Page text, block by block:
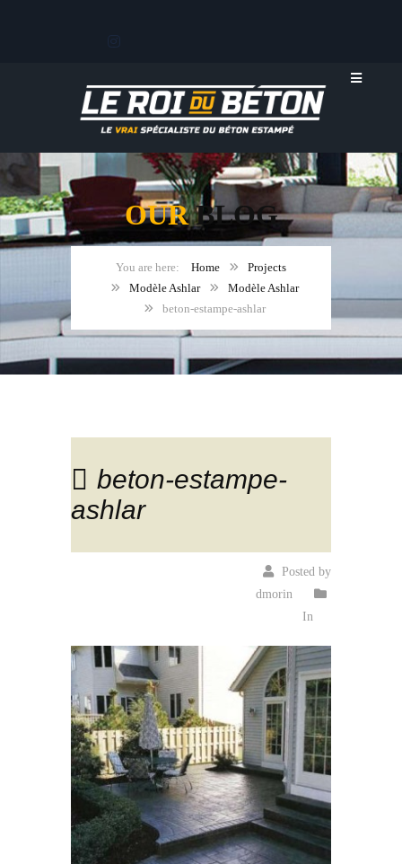
OURBLOG
Home
Projects
Modèle Ashlar
Modèle Ashlar
beton-estampe-ashlar
beton-estampe-
ashlar
Posted by
dmorin
In